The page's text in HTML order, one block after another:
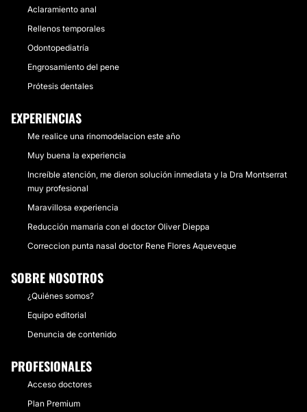
Aclaramiento anal
Rellenos temporales
Odontopediatría
Engrosamiento del pene
Prótesis dentales
EXPERIENCIAS
Me realice una rinomodelacion este año
Muy buena la experiencia
Increíble atención, me dieron solución inmediata y la Dra Montserrat
muy profesional
Maravillosa experiencia
Reducción mamaria con el doctor Oliver Dieppa
Correccion punta nasal doctor Rene Flores Aqueveque
SOBRE NOSOTROS
¿Quiénes somos?
Equipo editorial
Denuncia de contenido
PROFESIONALES
Acceso doctores
Plan Premium